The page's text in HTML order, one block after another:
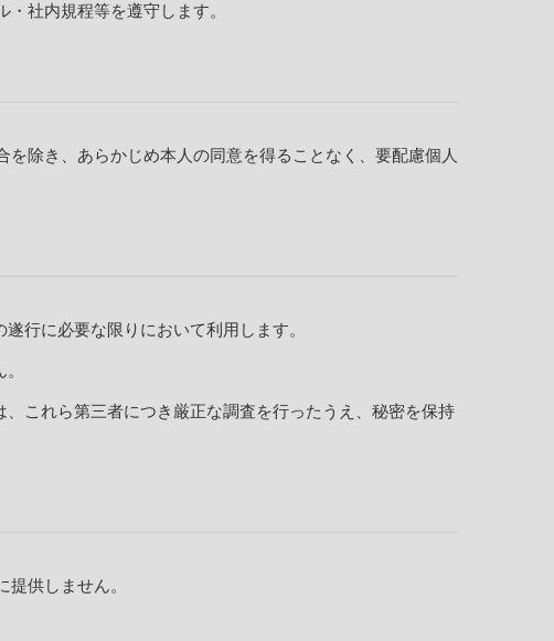
社内規程等を遵守します。
除き、あらかじめ本人の同意を得ることなく、要配慮個人
行に必要な限りにおいて利用します。
これら第三者につき厳正な調査を行ったうえ、秘密を保持
供しません。